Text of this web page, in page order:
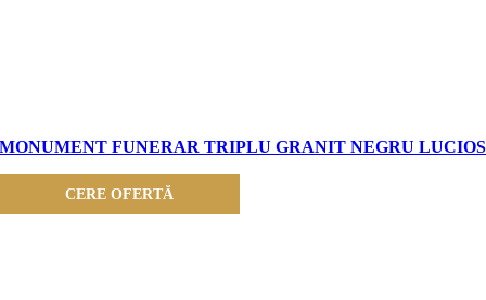
MONUMENT FUNERAR TRIPLU GRANIT NEGRU LUCIOS
CERE OFERTĂ